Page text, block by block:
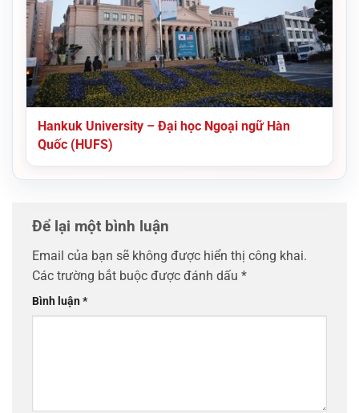
Hankuk University – Đại học Ngoại ngữ Hàn
Quốc (HUFS)
Để lại một bình luận
Email của bạn sẽ không được hiển thị công khai.
Các trường bắt buộc được đánh dấu *
Bình luận*